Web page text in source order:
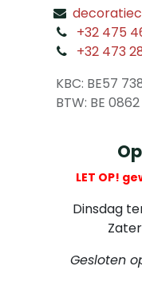
+32 475
+32 473
KBC: BE57
BTW: BE 0862
LET OP!
Dinsdag
Gesloten